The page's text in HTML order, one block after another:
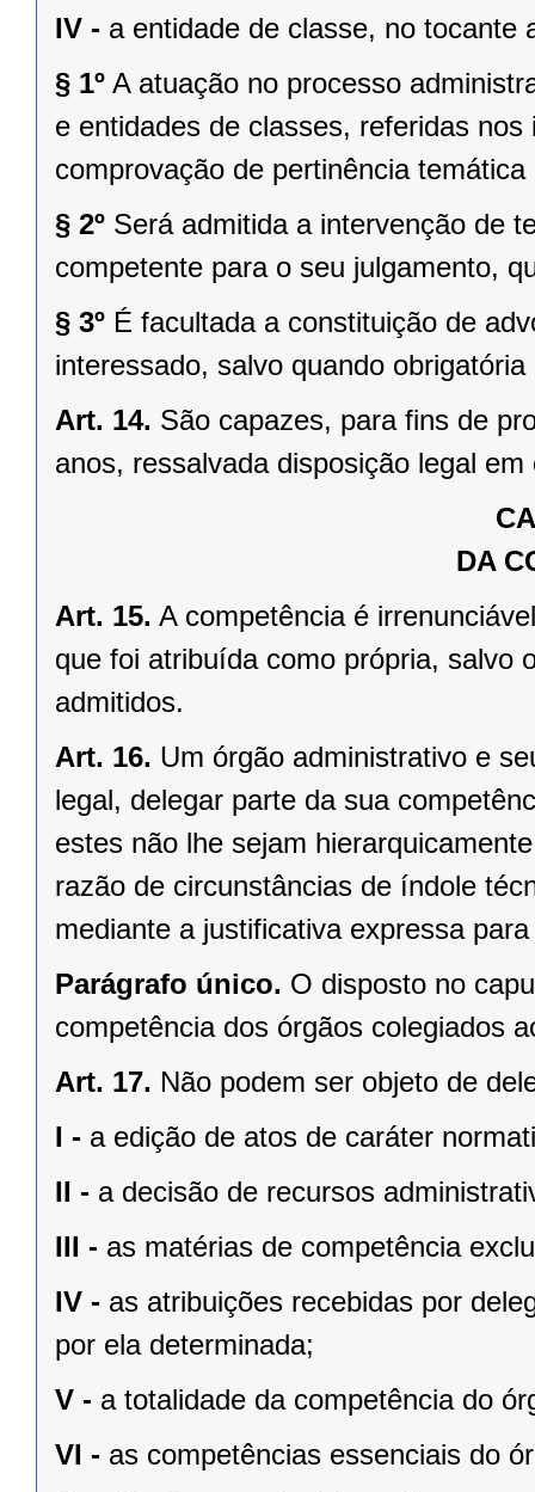
IV - a entidade de classe, no tocante
§ 1º A atuação no processo
e entidades de classes, referidas
comprovação de pertinência
§ 2º Será admitida a intervenção de
competente para o seu julgamento,
§ 3º É facultada a constituição de
interessado, salvo quando
Art. 14. São capazes, para fins de
anos, ressalvada disposição legal em
DA
Art. 15. A competência é
que foi atribuída como própria, salvo
admitidos.
Art. 16. Um órgão administrativo e
legal, delegar parte da sua
estes não lhe sejam
razão de circunstâncias de índole
mediante a justificativa expressa
Parágrafo único. O disposto no
competência dos órgãos colegiados
Art. 17. Não podem ser objeto de
I - a edição de atos de caráter
II - a decisão de recursos
III - as matérias de competência
IV - as atribuições recebidas por
por ela determinada;
V - a totalidade da competência do
VI - as competências essenciais do